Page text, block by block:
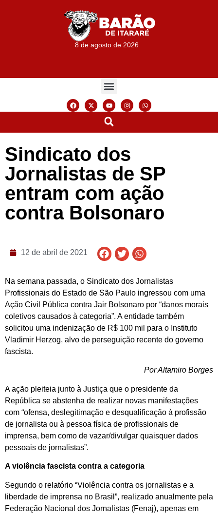
8 de agosto de 2026
Sindicato dos
Jornalistas de SP
entram com ação
contra Bolsonaro
12 de abril de 2021
Na semana passada, o Sindicato dos Jornalistas
Profissionais do Estado de São Paulo ingressou com uma
Ação Civil Pública contra Jair Bolsonaro por “danos morais
coletivos causados à categoria”. A entidade também
solicitou uma indenização de R$ 100 mil para o Instituto
Vladimir Herzog, alvo de perseguição recente do governo
fascista.
Por Altamiro Borges
A ação pleiteia junto à Justiça que o presidente da
República se abstenha de realizar novas manifestações
com “ofensa, deslegitimação e desqualificação à profissão
de jornalista ou à pessoa física de profissionais de
imprensa, bem como de vazar/divulgar quaisquer dados
pessoais de jornalistas”.
A violência fascista contra a categoria
Segundo o relatório “Violência contra os jornalistas e a
liberdade de imprensa no Brasil”, realizado anualmente pela
Federação Nacional dos Jornalistas (Fenaj), apenas em